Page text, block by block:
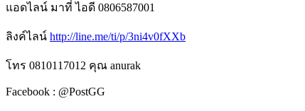
แอดไลน์ มาที่ ไอดี 0806587001
ลิงค์ไลน์ http://line.me/ti/p/3ni4v0fXXb
โทร 0810117012 คุณ anurak
Facebook : @PostGG